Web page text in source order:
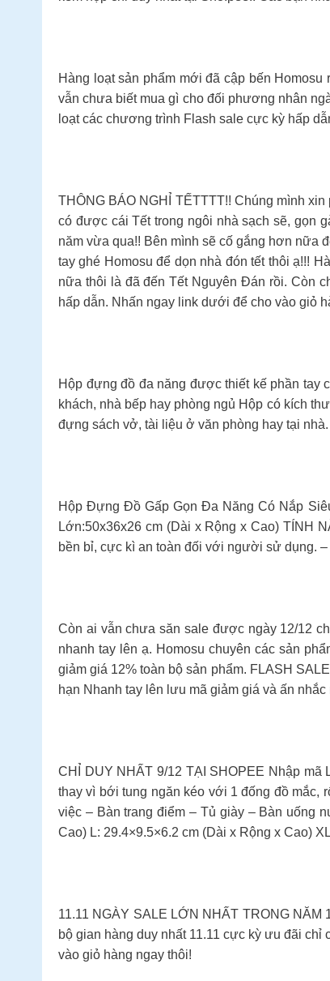
Hàng loạt sản phẩm mới đã cập bến
vẫn chưa biết mua gì cho đối phương nhân
loạt các chương trình Flash sale cực kỳ hấp
THÔNG BÁO NGHỈ TẾTTTT!! Chúng mình
có được cái Tết trong ngôi nhà sạch sẽ, gọn
năm vừa qua!! Bên mình sẽ cố gắng hơn nữa
tay ghé Homosu để dọn nhà đón tết thôi ạ!!!
nữa thôi là đã đến Tết Nguyên Đán rồi. Còn
hấp dẫn. Nhấn ngay link dưới để cho vào giỏ
Hộp đựng đồ đa năng được thiết kế phần tay
khách, nhà bếp hay phòng ngủ Hộp có kích
đựng sách vở, tài liệu ở văn phòng hay tại nhà.
Hộp Đựng Đồ Gấp Gọn Đa Năng Có Nắp
Lớn:50x36x26 cm (Dài x Rộng x Cao) TÍNH
bền bỉ, cực kì an toàn đối với người sử dụng.
Còn ai vẫn chưa săn sale được ngày 12/12
nhanh tay lên ạ. Homosu chuyên các sản
giảm giá 12% toàn bộ sản phẩm. FLASH
hạn Nhanh tay lên lưu mã giảm giá và ấn
CHỈ DUY NHẤT 9/12 TẠI SHOPEE Nhập
thay vì bới tung ngăn kéo với 1 đống đồ mắc,
việc – Bàn trang điểm – Tủ giày – Bàn uống
Cao) L: 29.4×9.5×6.2 cm (Dài x Rộng x Cao)
11.11 NGÀY SALE LỚN NHẤT TRONG NĂM
bộ gian hàng duy nhất 11.11 cực kỳ ưu đãi
vào giỏ hàng ngay thôi!